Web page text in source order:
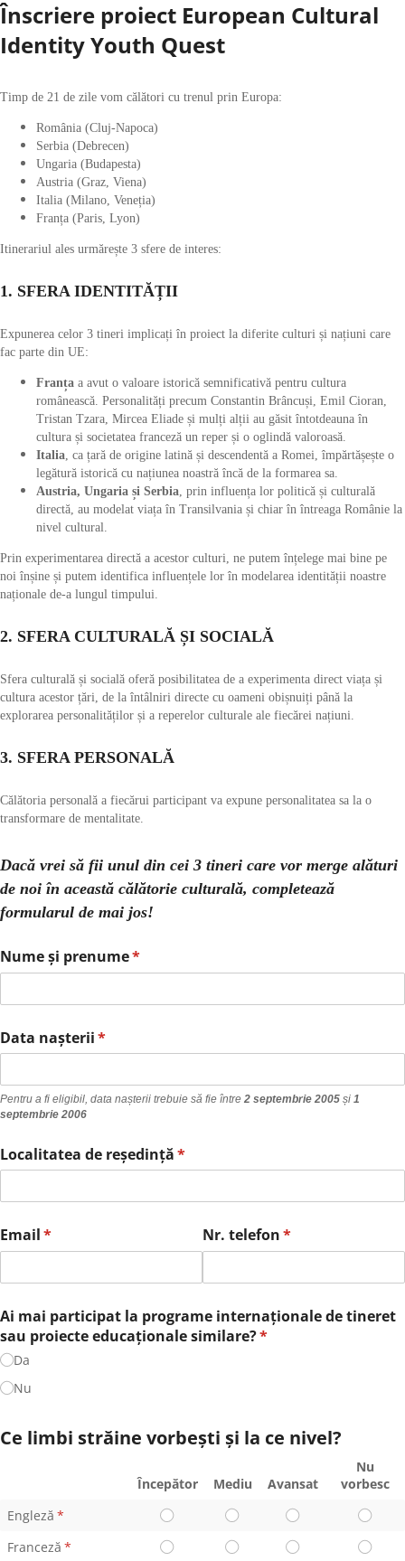
Înscriere proiect European Cultural
Identity Youth Quest
Timp de 21 de zile vom călători cu trenul prin Europa:
România (Cluj-Napoca)
Serbia (Debrecen)
Ungaria (Budapesta)
Austria (Graz, Viena)
Italia (Milano, Veneția)
Franța (Paris, Lyon)
Itinerariul ales urmărește 3 sfere de interes:
1. SFERA IDENTITĂȚII
Expunerea celor 3 tineri implicați în proiect la diferite culturi și națiuni care
fac parte din UE:
Franța a avut o valoare istorică semnificativă pentru cultura
românească. Personalități precum Constantin Brâncuși, Emil Cioran,
Tristan Tzara, Mircea Eliade și mulți alții au găsit întotdeauna în
cultura și societatea franceză un reper și o oglindă valoroasă.
Italia, ca țară de origine latină și descendentă a Romei, împărtășește o
legătură istorică cu națiunea noastră încă de la formarea sa.
Austria, Ungaria și Serbia, prin influența lor politică și culturală
directă, au modelat viața în Transilvania și chiar în întreaga Românie la
nivel cultural.
Prin experimentarea directă a acestor culturi, ne putem înțelege mai bine pe
noi înșine și putem identifica influențele lor în modelarea identității noastre
naționale de-a lungul timpului.
2. SFERA CULTURALĂ ȘI SOCIALĂ
Sfera culturală și socială oferă posibilitatea de a experimenta direct viața și
cultura acestor țări, de la întâlniri directe cu oameni obișnuiți până la
explorarea personalităților și a reperelor culturale ale fiecărei națiuni.
3. SFERA PERSONALĂ
Călătoria personală a fiecărui participant va expune personalitatea sa la o
transformare de mentalitate.
Dacă vrei să fii unul din cei 3 tineri care vor merge alături
de noi în această călătorie culturală, completează
formularul de mai jos!
Nume și prenume*
(richiesto)
Data nașterii*
(richiesto)
Pentru a fi eligibil, data nașterii trebuie să fie între 2 septembrie 2005 și 1
septembrie 2006
Localitatea de reședință*
(richiesto)
Email*
(richiesto) Nr. telefon*
(richiesto)
Ai mai participat la programe internaționale de tineret
sau proiecte educaționale similare?*
(richiesto)
Da
Nu
Ce limbi străine vorbești și la ce nivel?
Începător Mediu Avansat
Nu
vorbesc
Engleză *
(richiesto)
Franceză *
(richiesto)